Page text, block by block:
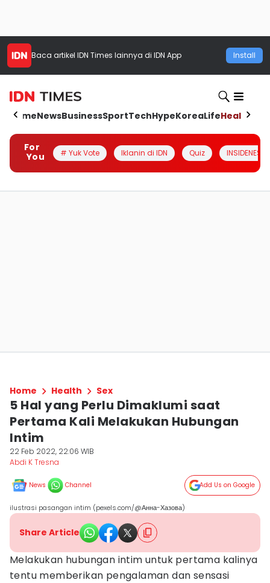
Baca artikel IDN Times lainnya di IDN App Install
HomeNewsBusinessSportTechHypeKoreaLifeHealth
For
You
# Yuk Vote Iklanin di IDN Quiz INSIDENESIA
Home Health Sex
5 Hal yang Perlu Dimaklumi saat
Pertama Kali Melakukan Hubungan
Intim
22 Feb 2022, 22:06 WIB
Abdi K Tresna
News Channel Add Us on Google
ilustrasi pasangan intim (pexels.com/@Анна-Хазова)
Share Article
Melakukan hubungan intim untuk pertama kalinya
tentu memberikan pengalaman dan sensasi